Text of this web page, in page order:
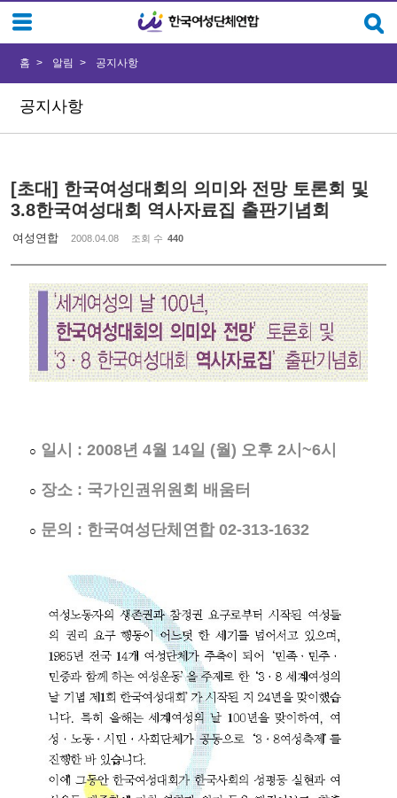
공지사항
홈 알림 공지사항
[초대] 한국여성대회의 의미와 전망 토론회 및
3.8한국여성대회 역사자료집 출판기념회
여성연합 2008.04.08 조회 수 440
○ 일시 : 2008년 4월 14일 (월) 오후 2시~6시
○ 장소 : 국가인권위원회 배움터
○ 문의 : 한국여성단체연합 02-313-1632